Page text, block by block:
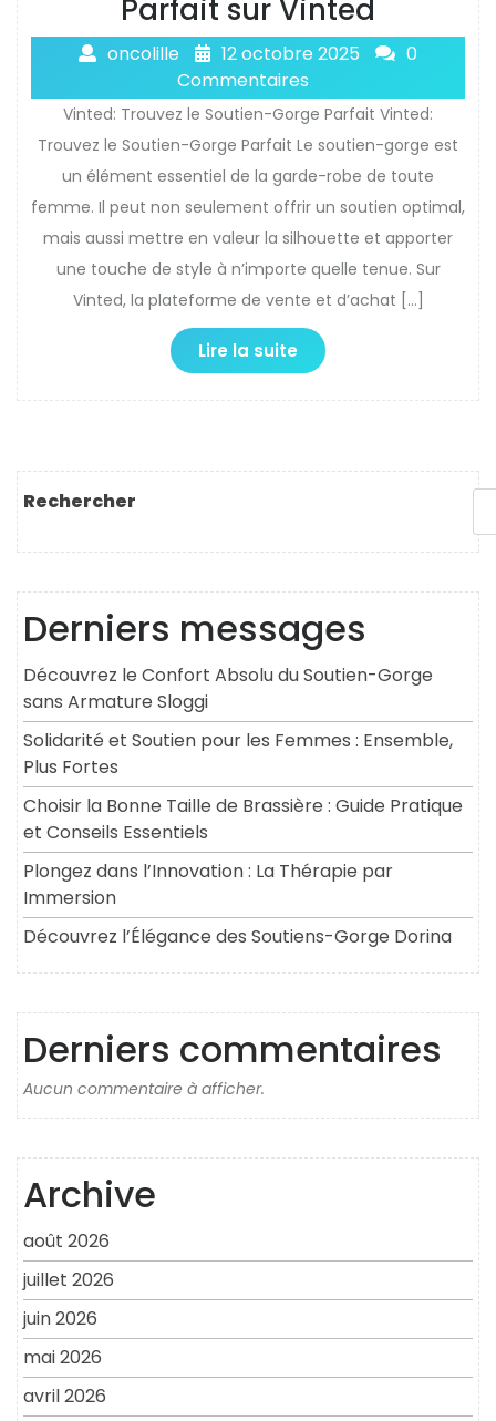
Parfait sur Vinted
oncolille 12 octobre 2025
0
Commentaires
Vinted: Trouvez le Soutien-Gorge Parfait Vinted:
Trouvez le Soutien-Gorge Parfait Le soutien-gorge est
un élément essentiel de la garde-robe de toute
femme. Il peut non seulement offrir un soutien optimal,
mais aussi mettre en valeur la silhouette et apporter
une touche de style à n’importe quelle tenue. Sur
Vinted, la plateforme de vente et d’achat […]
Lire la suite
Rechercher
Derniers messages
Découvrez le Confort Absolu du Soutien-Gorge
sans Armature Sloggi
Solidarité et Soutien pour les Femmes : Ensemble,
Plus Fortes
Choisir la Bonne Taille de Brassière : Guide Pratique
et Conseils Essentiels
Plongez dans l’Innovation : La Thérapie par
Immersion
Découvrez l’Élégance des Soutiens-Gorge Dorina
Derniers commentaires
Aucun commentaire à afficher.
Archive
août 2026
juillet 2026
juin 2026
mai 2026
avril 2026